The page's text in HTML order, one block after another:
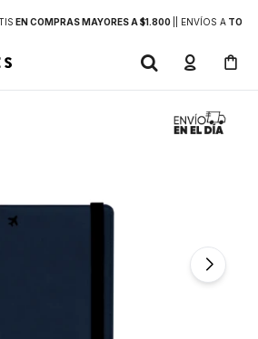
EN COMPRAS MAYORES A $1.800 | ENVÍOS ATODO